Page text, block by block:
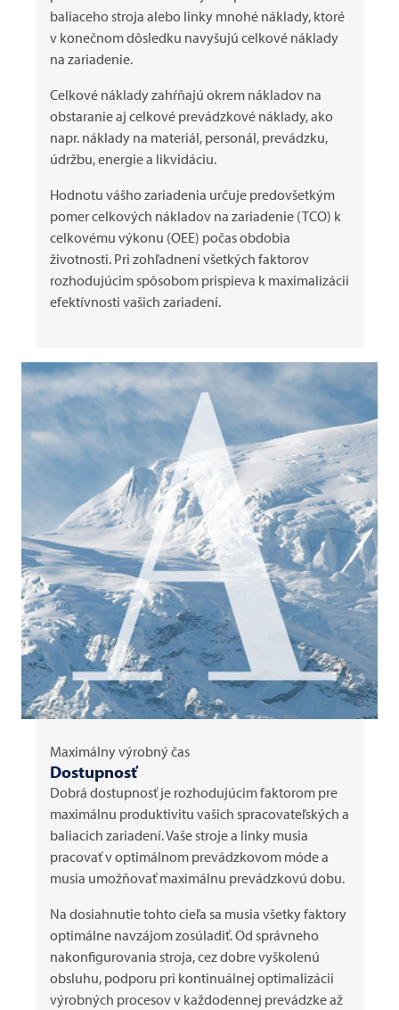
baliaceho stroja alebo linky mnohé náklady, ktoré
v konečnom dôsledku navyšujú celkové náklady
na zariadenie.
Celkové náklady zahŕňajú okrem nákladov na
obstaranie aj celkové prevádzkové náklady, ako
napr. náklady na materiál, personál, prevádzku,
údržbu, energie a likvidáciu.
Hodnotu vášho zariadenia určuje predovšetkým
pomer celkových nákladov na zariadenie (TCO) k
celkovému výkonu (OEE) počas obdobia
životnosti. Pri zohľadnení všetkých faktorov
rozhodujúcim spôsobom prispieva k maximalizácii
efektívnosti vašich zariadení.
Maximálny výrobný čas
Dostupnosť
Dobrá dostupnosť je rozhodujúcim faktorom pre
maximálnu produktivitu vašich spracovateľských a
baliacich zariadení. Vaše stroje a linky musia
pracovať v optimálnom prevádzkovom móde a
musia umožňovať maximálnu prevádzkovú dobu.
Na dosiahnutie tohto cieľa sa musia všetky faktory
optimálne navzájom zosúladiť. Od správneho
nakonfigurovania stroja, cez dobre vyškolenú
obsluhu, podporu pri kontinuálnej optimalizácii
výrobných procesov v každodennej prevádzke až